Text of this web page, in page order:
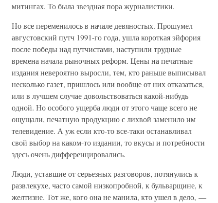
митингах. То была звездная пора журналистики.
Но все переменилось в начале девяностых. Прошумел
августовский путч 1991-го года, ушла короткая эйфория
после победы над путчистами, наступили трудные
времена начала рыночных реформ. Цены на печатные
издания невероятно выросли, тем, кто раньше выписывал
несколько газет, пришлось или вообще от них отказаться,
или в лучшем случае довольствоваться какой-нибудь
одной. Но особого ущерба люди от этого чаще всего не
ощущали, печатную продукцию с лихвой заменило им
телевидение. А уж если кто-то все-таки останавливал
свой выбор на каком-то издании, то вкусы и потребности
здесь очень дифференцировались.
Люди, уставшие от серьезных разговоров, потянулись к
развлекухе, часто самой низкопробной, к бульварщине, к
желтизне. Тот же, кого она не манила, кто ушел в дело, —